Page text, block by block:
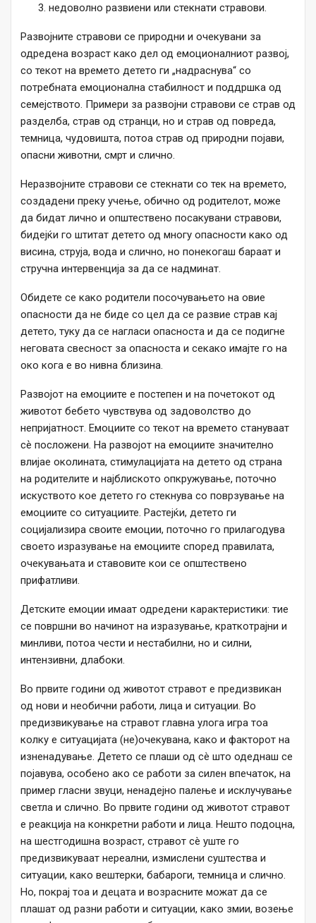
недоволно развиени или стекнати стравови.
Развојните стравови се природни и очекувани за
одредена возраст како дел од емоционалниот развој,
со текот на времето детето ги „надраснува“ со
потребната емоционална стабилност и поддршка од
семејството. Примери за развојни стравови се страв од
разделба, страв од странци, но и страв од повреда,
темница, чудовишта, потоа страв од природни појави,
опасни животни, смрт и слично.
Неразвојните стравови се стекнати со тек на времето,
создадени преку учење, обично од родителот, може
да бидат лично и општествено посакувани стравови,
бидејќи го штитат детето од многу опасности како од
висина, струја, вода и слично, но понекогаш бараат и
стручна интервенција за да се надминат.
Обидете се како родители посочувањето на овие
опасности да не биде со цел да се развие страв кај
детето, туку да се нагласи опасноста и да се подигне
неговата свесност за опасноста и секако имајте го на
око кога е во нивна близина.
Развојот на емоциите е постепен и на почетокот од
животот бебето чувствува од задоволство до
непријатност. Емоциите со текот на времето стануваат
сѐ посложени. На развојот на емоциите значително
влијае околината, стимулацијата на детето од страна
на родителите и најблиското опкружување, поточно
искуството кое детето го стекнува со поврзување на
емоциите со ситуациите. Растејќи, детето ги
социјализира своите емоции, поточно го прилагодува
своето изразување на емоциите според правилата,
очекувањата и ставовите кои се општествено
прифатливи.
Детските емоции имаат одредени карактеристики: тие
се површни во начинот на изразување, краткотрајни и
минливи, потоа чести и нестабилни, но и силни,
интензивни, длабоки.
Во првите години од животот стравот е предизвикан
од нови и необични работи, лица и ситуации. Во
предизвикување на стравот главна улога игра тоа
колку е ситуацијата (не)очекувана, како и факторот на
изненадување. Детето се плаши од сè што одеднаш се
појавува, особено ако се работи за силен впечаток, на
пример гласни звуци, ненадејно палење и исклучување
светла и слично. Во првите години од животот стравот
е реакција на конкретни работи и лица. Нешто подоцна,
на шестгодишна возраст, стравот сè уште го
предизвикуваат нереални, измислени суштества и
ситуации, како вештерки, бабароги, темница и слично.
Но, покрај тоа и децата и возрасните можат да се
плашат од разни работи и ситуации, како змии, возење